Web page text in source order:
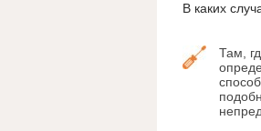
В каких
Там,